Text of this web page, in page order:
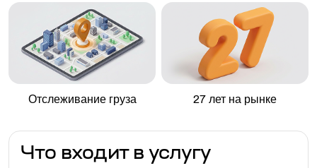
Отслеживание груза 27 лет на рынке
Что входит в услугу